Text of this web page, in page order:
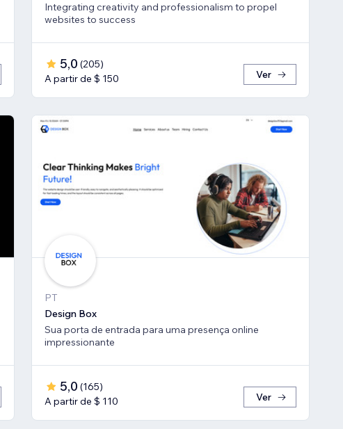
Integrating creativity and professionalism to propel
websites to success
5,0 (205)
A partir de $ 150
Ver
PT
Design Box
Sua porta de entrada para uma presença online
impressionante
5,0 (165)
A partir de $ 110
Ver